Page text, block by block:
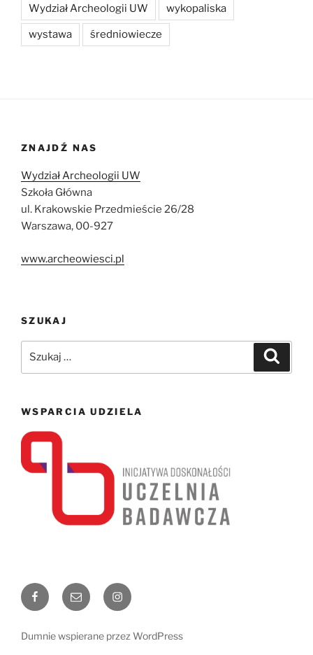
Wydział Archeologii UW wykopaliska
wystawa średniowiecze
ZNAJDŹ NAS
Wydział Archeologii UW
Szkoła Główna
ul. Krakowskie Przedmieście 26/28
Warszawa, 00-927
www.archeowiesci.pl
SZUKAJ
WSPARCIA UDZIELA
FacebookEmail Instagram
Dumnie wspierane przez WordPress